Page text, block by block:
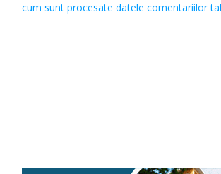
cum sunt procesate datele comentariilor